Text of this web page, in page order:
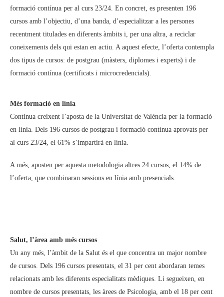
formació contínua per al curs 23/24. En concret, es presenten 196
cursos amb l’objectiu, d’una banda, d’especialitzar a les persones
recentment titulades en diferents àmbits i, per una altra, a reciclar
coneixements dels qui estan en actiu. A aquest efecte, l’oferta contempla
dos tipus de cursos: de postgrau (màsters, diplomes i experts) i de
formació contínua (certificats i microcredencials).
Més formació en línia
Continua creixent l’aposta de la Universitat de València per la formació
en línia. Dels 196 cursos de postgrau i formació contínua aprovats per
al curs 23/24, el 61% s’impartirà en línia.
A més, aposten per aquesta metodologia altres 24 cursos, el 14% de
l’oferta, que combinaran sessions en línia amb presencials.
Salut, l’àrea amb més cursos
Un any més, l’àmbit de la Salut és el que concentra un major nombre
de cursos. Dels 196 cursos presentats, el 31 per cent abordaran temes
relacionats amb les diferents especialitats mèdiques. Li segueixen, en
nombre de cursos presentats, les àrees de Psicologia, amb el 18 per cent